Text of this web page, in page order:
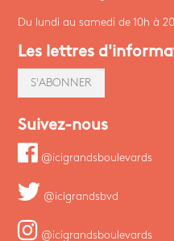
Du lundi au samedi de 10h à
Les lettres
S'ABONNER
Suivez-nous
@icigrandsboulevards
@icigrandsbvd
@icigrandsboulevards